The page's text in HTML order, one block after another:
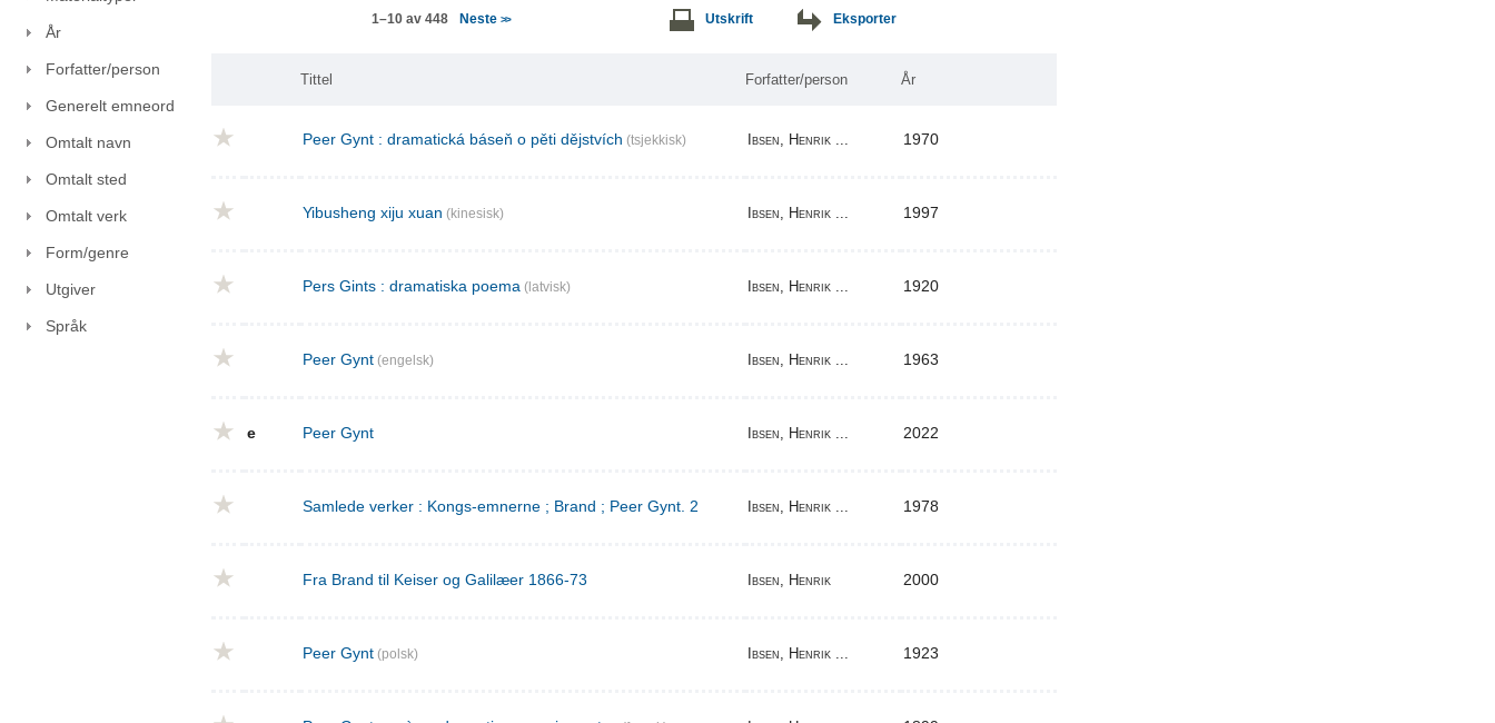
År
Forfatter/person
Generelt emneord
Omtalt navn
Omtalt sted
Omtalt verk
Form/genre
Utgiver
Språk
1–10 av 448 Neste >> Utskrift Eksporter
Tittel Forfatter/person År
Peer Gynt : dramatická báseň o pěti dějstvích (tsjekkisk) Ibsen, Henrik ... 1970
Yibusheng xiju xuan (kinesisk) Ibsen, Henrik ... 1997
Pers Gints : dramatiska poema (latvisk) Ibsen, Henrik ... 1920
Peer Gynt (engelsk) Ibsen, Henrik ... 1963
e Peer Gynt Ibsen, Henrik ... 2022
Samlede verker : Kongs-emnerne ; Brand ; Peer Gynt. 2 Ibsen, Henrik ... 1978
Fra Brand til Keiser og Galilæer 1866-73 Ibsen, Henrik 2000
Peer Gynt (polsk) Ibsen, Henrik ... 1923